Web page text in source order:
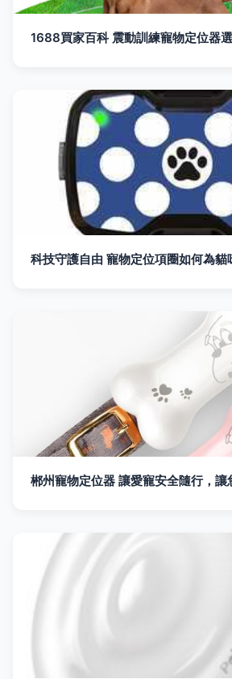
1688買家百科 震動訓練寵物定位器
科技守護自由 寵物定位項圈如何為貓
郴州寵物定位器 讓愛寵安全隨行，讓